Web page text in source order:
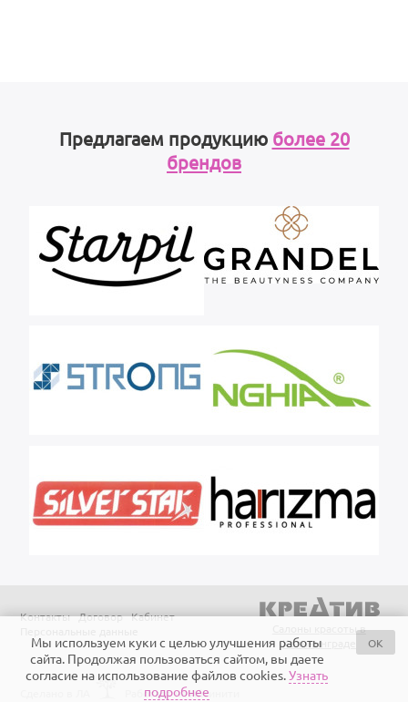
Предлагаем продукцию более 20
брендов
Контакты Договор Кабинет
Салоны красоты в
Калининграде
Работает на Айтинити
Мы используем куки с целью улучшения работы
сайта. Продолжая пользоваться сайтом, вы даете
согласие на использование файлов cookies.Узнать
подробнее
OK